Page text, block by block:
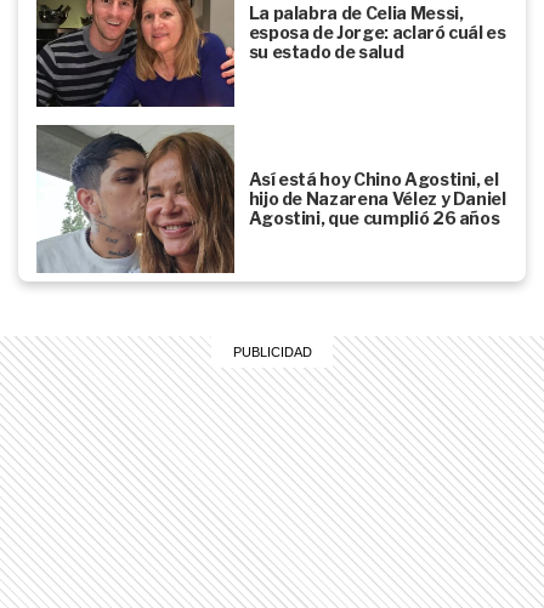
La palabra de Celia Messi,
esposa de Jorge: aclaró cuál es
su estado de salud
Así está hoy Chino Agostini, el
hijo de Nazarena Vélez y Daniel
Agostini, que cumplió 26 años